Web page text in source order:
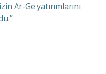
Ar-Ge yatırımlarını